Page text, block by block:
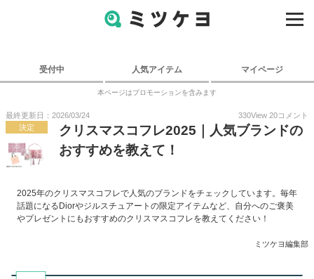
受付中 人気アイテム マイページ
本ページはプロモーションを含みます
最終更新日：2026/03/24 330View 20コメント
決定
クリスマスコフレ2025｜人気ブランドの
おすすめを教えて！
2025年のクリスマスコフレで人気のブランドをチェックしています。毎年
話題になるDiorやジルスチュアートの限定アイテムなど、自分へのご褒美
やプレゼントにもおすすめのクリスマスコフレを教えてください！
ミツケヨ編集部